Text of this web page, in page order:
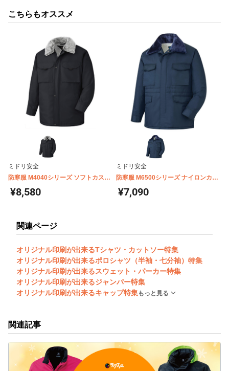
こちらもオススメ
ミドリ安全
防寒服 M4040シリーズ ソフトカスト
ロコート
¥8,580
ミドリ安全
防寒服 M6500シリーズ ナイロンカス
トロコート
¥7,090
関連ページ
オリジナル印刷が出来るTシャツ・カットソー特集
オリジナル印刷が出来るポロシャツ（半袖・七分袖）特集
オリジナル印刷が出来るスウェット・パーカー特集
オリジナル印刷が出来るジャンパー特集
オリジナル印刷が出来るキャップ特集もっと見る
関連記事